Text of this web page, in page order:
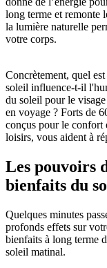
long terme et remonte
la lumière naturelle
votre corps.
Concrètement, quel
soleil influence-t-il
du soleil pour le
en voyage ? Forts de
conçus pour le confort
loisirs, vous aident à
Les pouvoirs
bienfaits du
Quelques minutes
profonds effets sur
bienfaits à long terme
soleil matinal.